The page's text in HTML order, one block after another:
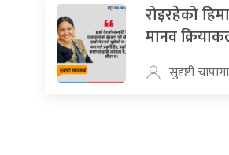
रोइरहेको
मानव
सुदृष्टी